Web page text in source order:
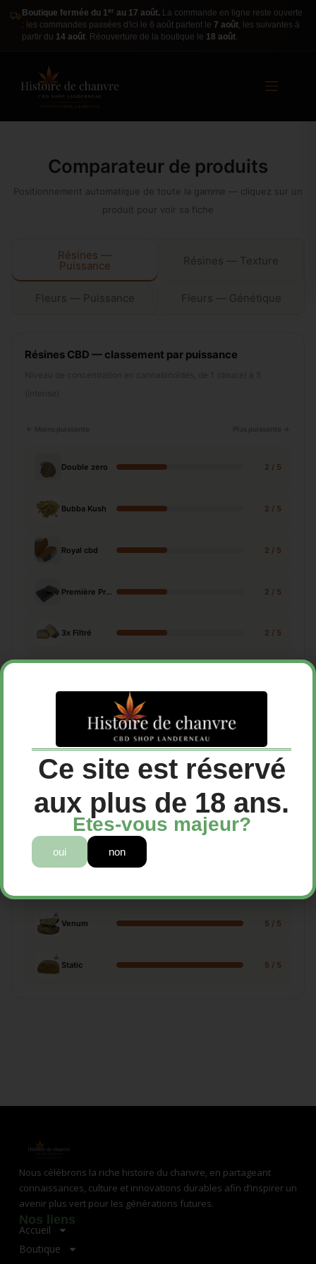
Boutique fermée du 1er au 17 août. La commande en ligne reste ouverte
: les commandes passées d'ici le 6 août partent le 7 août, les suivantes à
partir du 14 août. Réouverture de la boutique le 18 août.
Comparateur de produits
Positionnement automatique de toute la gamme — cliquez sur un
produit pour voir sa fiche
Résines —
Puissance Résines — Texture
Fleurs — Puissance Fleurs — Génétique
Résines CBD — classement par puissance
Double zero 2 / 5
Bubba Kush 2 / 5
Royal cbd 2 / 5
Première Presse 2 / 5
3x Filtré 2 / 5
4 / 5
Frozen 4 / 5
Medellin
Venum 5 / 5
Static 5 / 5
Nous célébrons la riche histoire du chanvre, en partageant
connaissances, culture et innovations durables afin d’inspirer un
avenir plus vert pour les générations futures.
Nos liens
Accueil
Boutique
Ce site est réservé
aux plus de 18 ans.
Etes-vous majeur?
oui non